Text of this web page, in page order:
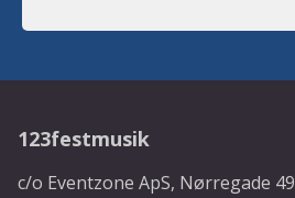
123festmusik
c/o Eventzone ApS, Nørregade 49